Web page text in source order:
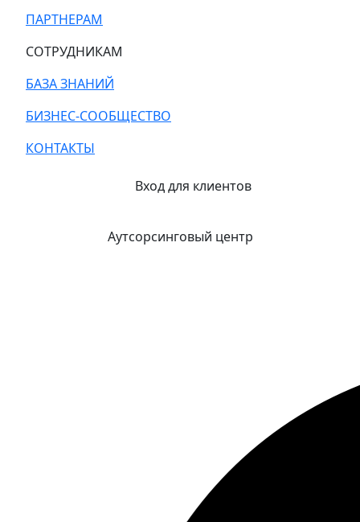
ПАРТНЕРАМ
СОТРУДНИКАМ
БАЗА ЗНАНИЙ
БИЗНЕС-СООБЩЕСТВО
КОНТАКТЫ
Вход для клиентов
Аутсорсинговый центр